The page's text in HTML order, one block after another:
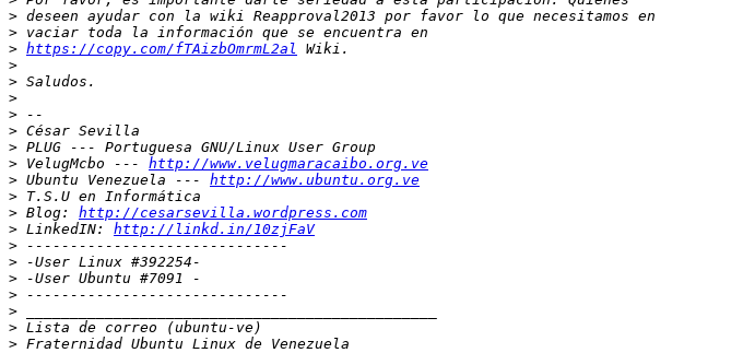
>
>
> https://copy.com/fTAizbOmrmL2al
>
>
>
>
>
>
> VelugMcbo --- http://www.velugmaracaibo.org.ve
> Ubuntu Venezuela --- http://www.ubuntu.org.ve
>
> Blog: http://cesarsevilla.wordpress.com
> LinkedIN: http://linkd.in/10zjFaV
>
>
>
>
>
>
>